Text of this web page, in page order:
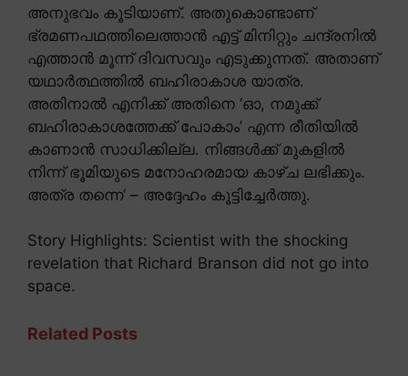
അനുഭവം കൂടിയാണ്. അതുകൊണ്ടാണ്
ഭ്രമണപഥത്തിലെത്താൻ എട്ട് മിനിറ്റും ചന്ദ്രനിൽ
എത്താൻ മൂന്ന് ദിവസവും എടുക്കുന്നത്. അതാണ്
യഥാർത്ഥത്തിൽ ബഹിരാകാശ യാത്ര.
അതിനാൽ എനിക്ക് അതിനെ ‘ഓ, നമുക്ക്
ബഹിരാകാശത്തേക്ക് പോകാം’ എന്ന രീതിയിൽ
കാണാൻ സാധിക്കില്ല. നിങ്ങൾക്ക് മുകളിൽ
നിന്ന് ഭൂമിയുടെ മനോഹരമായ കാഴ്ച ലഭിക്കും.
അത്ര തന്നെ’ – അദ്ദേഹം കൂട്ടിച്ചേർത്തു.
Story Highlights: Scientist with the shocking
revelation that Richard Branson did not go into
space.
Related Posts